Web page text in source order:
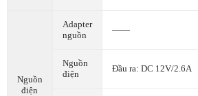
Nguồn
điện
Adapter
nguồn
——
Nguồn
điện
Đầu ra: DC 12V/2.6A